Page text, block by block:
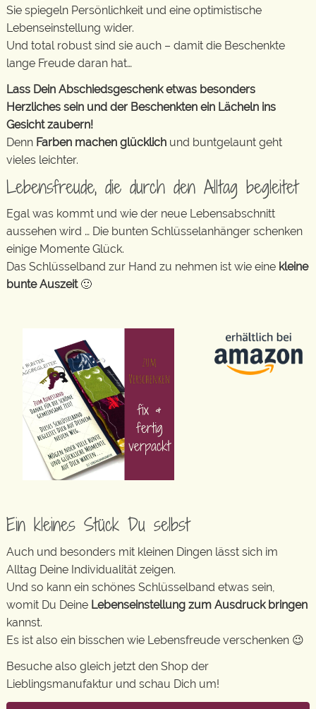
Sie spiegeln Persönlichkeit und eine optimistische
Lebenseinstellung wider.
Und total robust sind sie auch – damit die Beschenkte
lange Freude daran hat…
Lass Dein Abschiedsgeschenk etwas besonders
Herzliches sein und der Beschenkten ein Lächeln ins
Gesicht zaubern!
Denn Farben machen glücklich und buntgelaunt geht
vieles leichter.
Lebensfreude, die durch den Alltag begleitet
Egal was kommt und wie der neue Lebensabschnitt
aussehen wird … Die bunten Schlüsselanhänger schenken
einige Momente Glück.
Das Schlüsselband zur Hand zu nehmen ist wie eine kleine
bunte Auszeit🙂
Ein kleines Stück Du selbst
Auch und besonders mit kleinen Dingen lässt sich im
Alltag Deine Individualität zeigen.
Und so kann ein schönes Schlüsselband etwas sein,
womit Du Deine Lebenseinstellung zum Ausdruck bringen
kannst.
Es ist also ein bisschen wie Lebensfreude verschenken 😉
Besuche also gleich jetzt den Shop der
Lieblingsmanufaktur und schau Dich um!